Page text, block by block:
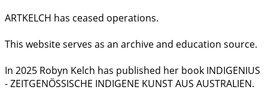
ARTKELCH has ceased operations.
This website serves as an archive and education source.
In 2025 Robyn Kelch has published her book INDIGENIUS
- ZEITGENÖSSISCHE INDIGENE KUNST AUS AUSTRALIEN.